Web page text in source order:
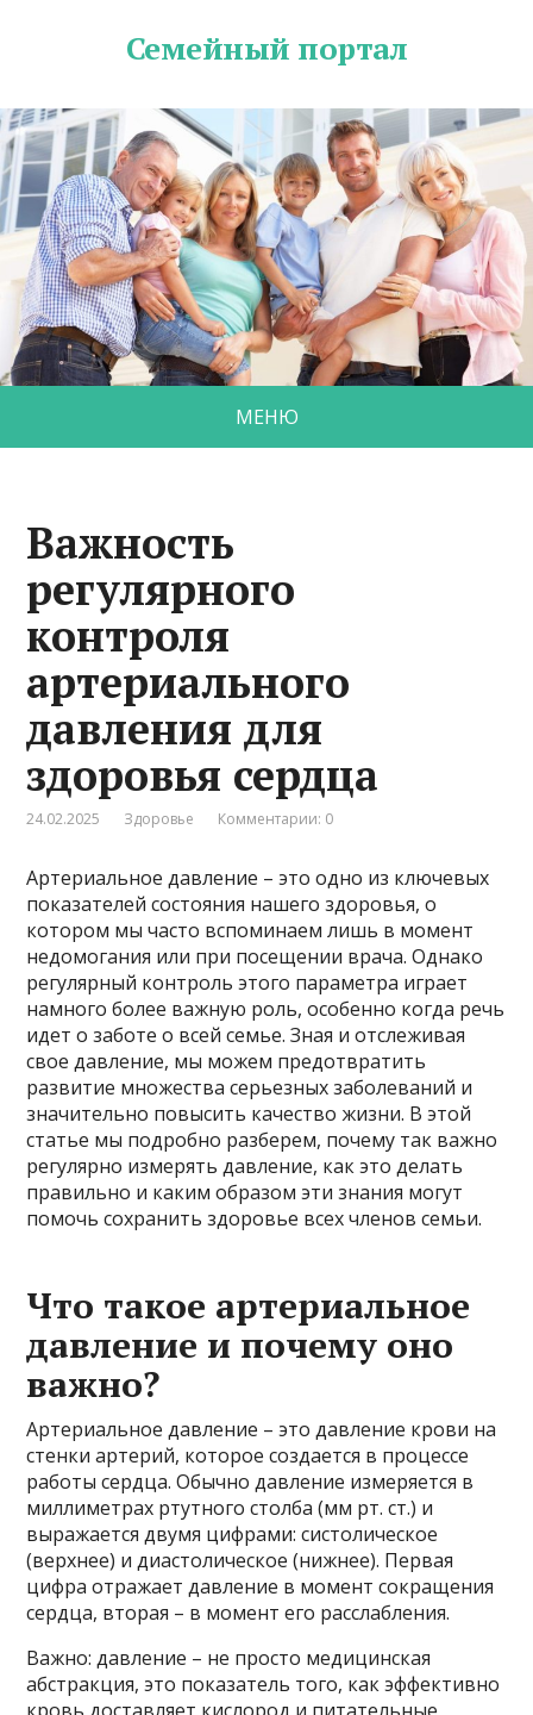
Семейный портал
МЕНЮ
Важность
регулярного
контроля
артериального
давления для
здоровья сердца
24.02.2025 Здоровье Комментарии: 0
Артериальное давление – это одно из ключевых
показателей состояния нашего здоровья, о
котором мы часто вспоминаем лишь в момент
недомогания или при посещении врача. Однако
регулярный контроль этого параметра играет
намного более важную роль, особенно когда речь
идет о заботе о всей семье. Зная и отслеживая
свое давление, мы можем предотвратить
развитие множества серьезных заболеваний и
значительно повысить качество жизни. В этой
статье мы подробно разберем, почему так важно
регулярно измерять давление, как это делать
правильно и каким образом эти знания могут
помочь сохранить здоровье всех членов семьи.
Что такое артериальное
давление и почему оно
важно?
Артериальное давление – это давление крови на
стенки артерий, которое создается в процессе
работы сердца. Обычно давление измеряется в
миллиметрах ртутного столба (мм рт. ст.) и
выражается двумя цифрами: систолическое
(верхнее) и диастолическое (нижнее). Первая
цифра отражает давление в момент сокращения
сердца, вторая – в момент его расслабления.
Важно: давление – не просто медицинская
абстракция, это показатель того, как эффективно